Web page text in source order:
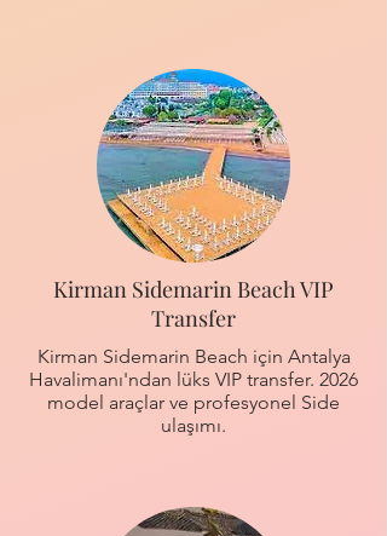
Kirman Sidemarin Beach VIP
Transfer
Kirman Sidemarin Beach için Antalya
Havalimanı'ndan lüks VIP transfer. 2026
model araçlar ve profesyonel Side
ulaşımı.